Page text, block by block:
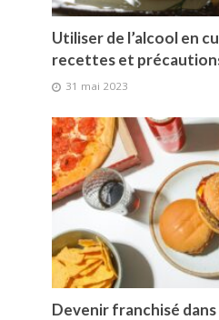
Utiliser de l’alcool en
recettes et
31 mai 2023
Devenir franchisé